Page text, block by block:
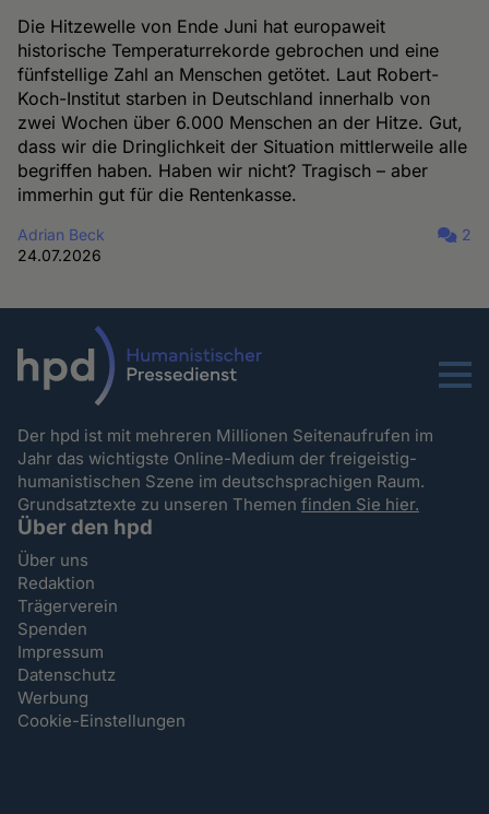
Die Hitzewelle von Ende Juni hat europaweit
historische Temperaturrekorde gebrochen und eine
fünfstellige Zahl an Menschen getötet. Laut Robert-
Koch-Institut starben in Deutschland innerhalb von
zwei Wochen über 6.000 Menschen an der Hitze. Gut,
dass wir die Dringlichkeit der Situation mittlerweile alle
begriffen haben. Haben wir nicht? Tragisch – aber
immerhin gut für die Rentenkasse.
Adrian Beck
24.07.2026
2
Menu
Der hpd ist mit mehreren Millionen Seitenaufrufen im
Jahr das wichtigste Online-Medium der freigeistig-
humanistischen Szene im deutschsprachigen Raum.
Grundsatztexte zu unseren Themenfinden Sie hier.
Über den hpd
Über uns
Redaktion
Trägerverein
Spenden
Impressum
Datenschutz
Werbung
Cookie-Einstellungen